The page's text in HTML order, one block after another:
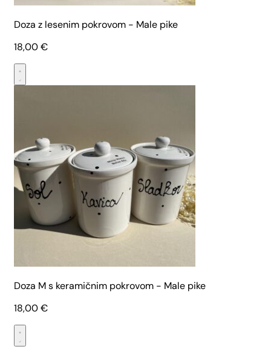
Doza z lesenim pokrovom - Male pike
18,00€
Doza M s keramičnim pokrovom - Male pike
18,00€